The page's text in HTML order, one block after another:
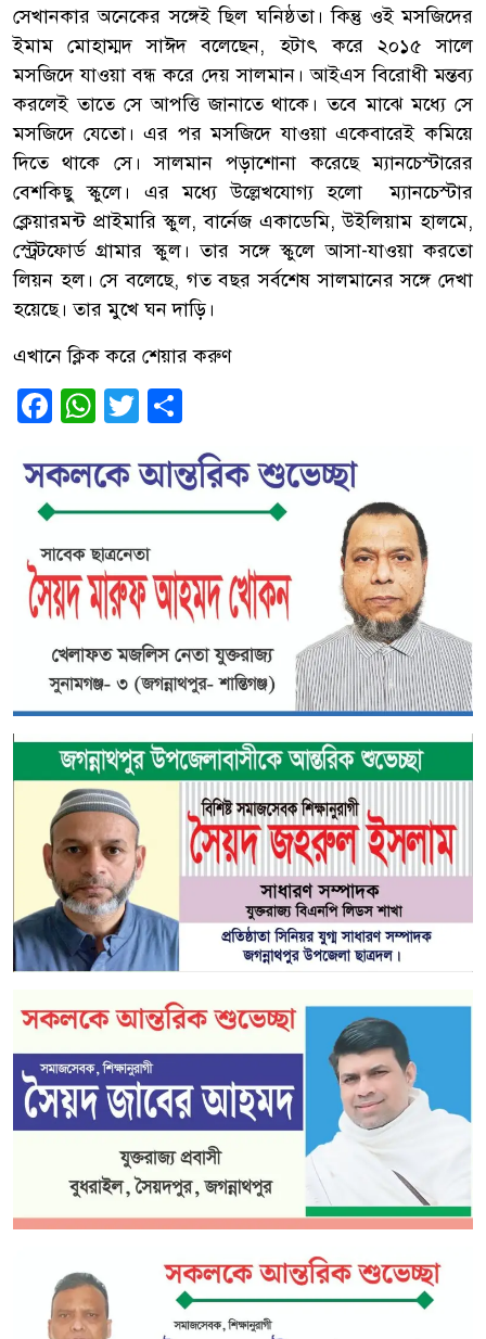
সেখানকার অনেকের সঙ্গেই ছিল ঘনিষ্ঠতা। কিন্তু ওই মসজিদের
ইমাম মোহাম্মদ সাঈদ বলেছেন, হটাৎ করে ২০১৫ সালে
মসজিদে যাওয়া বন্ধ করে দেয় সালমান। আইএস বিরোধী মন্তব্য
করলেই তাতে সে আপত্তি জানাতে থাকে। তবে মাঝে মধ্যে সে
মসজিদে যেতো। এর পর মসজিদে যাওয়া একেবারেই কমিয়ে
দিতে থাকে সে। সালমান পড়াশোনা করেছে ম্যানচেস্টারের
বেশকিছু স্কুলে। এর মধ্যে উল্লেখযোগ্য হলো ম্যানচেস্টার
ক্লেয়ারমন্ট প্রাইমারি স্কুল, বার্নেজ একাডেমি, উইলিয়াম হালমে,
স্ট্রেটফোর্ড গ্রামার স্কুল। তার সঙ্গে স্কুলে আসা-যাওয়া করতো
লিয়ন হল। সে বলেছে, গত বছর সর্বশেষ সালমানের সঙ্গে দেখা
হয়েছে। তার মুখে ঘন দাড়ি।
এখানে ক্লিক করে শেয়ার করুণ
Facebook
WhatsApp
Twitter